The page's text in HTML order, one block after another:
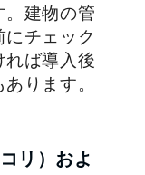
。建物の管
チェック
れば導入後
ります。
リ）およ